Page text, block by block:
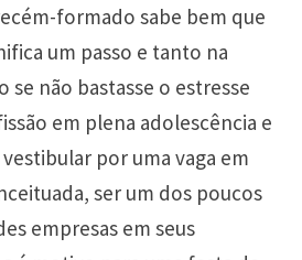
formado sabe bem que
um passo e tanto na
se não bastasse o estresse
em plena adolescência e
por uma vaga em
ser um dos poucos
empresas em seus